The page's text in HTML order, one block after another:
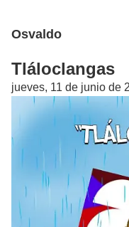
Osvaldo
Tláloclangas
jueves, 11 de junio de